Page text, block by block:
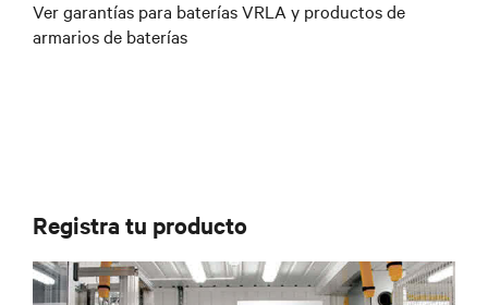
Ver garantías para baterías VRLA y productos de
armarios de baterías
Registra tu producto